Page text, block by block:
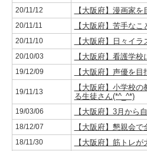
20/11/12 【大阪府】漫画家
20/11/11 【大阪府】苦手な
20/11/10 【大阪府】日々イ
20/10/03 【大阪府】看護学
19/12/09 【大阪府】声優を
19/11/13
【大阪府】小学校
る生徒さん(*^_^*)
19/03/06 【大阪府】3月から
18/12/07 【大阪府】懇親会
18/11/30 【大阪府】筋トレ